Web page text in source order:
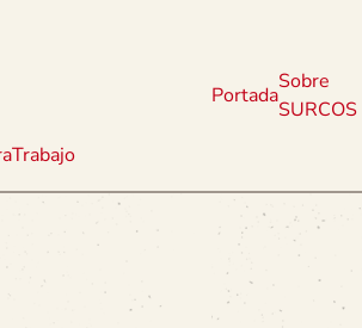
Trabajo
Portada
Sobre
SURCOS